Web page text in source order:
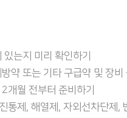
는지 미리 확인하기
약 또는 기타 구급약 및 장비
개월 전부터 준비하기
통제, 해열제, 자외선차단제